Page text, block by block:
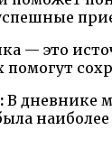
— это
В дневнике